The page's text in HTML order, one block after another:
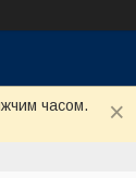
часом.